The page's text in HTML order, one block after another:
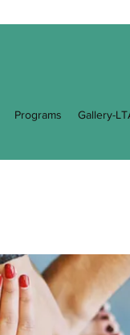
Programs Gallery-